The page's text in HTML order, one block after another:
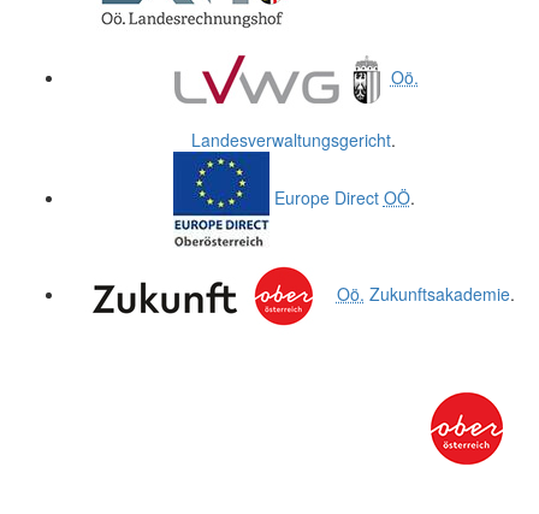
Oö.
Landesverwaltungsgericht.
Europe Direct OÖ.
Oö. Zukunftsakademie.